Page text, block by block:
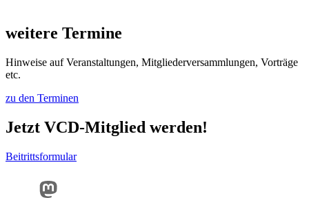
weitere Termine
Hinweise auf Veranstaltungen, Mitgliederversammlungen, Vorträge
etc.
zu den Terminen
Jetzt VCD-Mitglied werden!
Beitrittsformular